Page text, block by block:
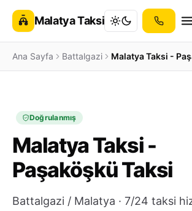
Malatya Taksi
Ana Sayfa Battalgazi Malatya Taksi -
Doğrulanmış
Malatya Taksi -
Paşaköşkü Taksi
Battalgazi / Malatya · 7/24 taksi